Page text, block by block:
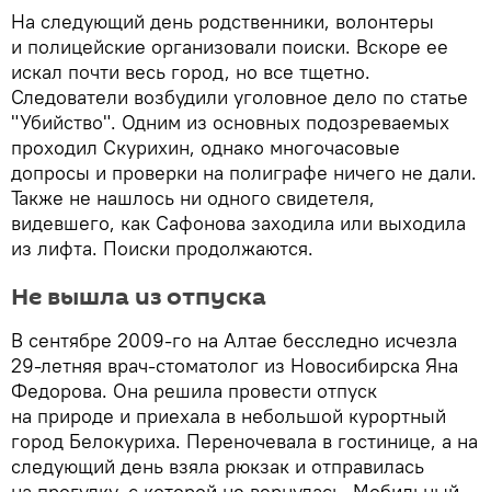
На следующий день родственники, волонтеры
и полицейские организовали поиски. Вскоре ее
искал почти весь город, но все тщетно.
Следователи возбудили уголовное дело по статье
"Убийство". Одним из основных подозреваемых
проходил Скурихин, однако многочасовые
допросы и проверки на полиграфе ничего не дали.
Также не нашлось ни одного свидетеля,
видевшего, как Сафонова заходила или выходила
из лифта. Поиски продолжаются.
Не вышла из отпуска
В сентябре 2009-го на Алтае бесследно исчезла
29-летняя врач-стоматолог из Новосибирска Яна
Федорова. Она решила провести отпуск
на природе и приехала в небольшой курортный
город Белокуриха. Переночевала в гостинице, а на
следующий день взяла рюкзак и отправилась